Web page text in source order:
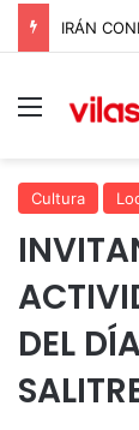
Menú
Cultura
DEL